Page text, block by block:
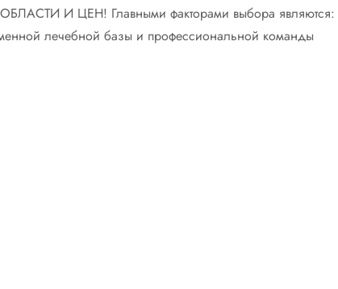
И ЦЕН! Главными факторами выбора являются:
лечебной базы и профессиональной команды